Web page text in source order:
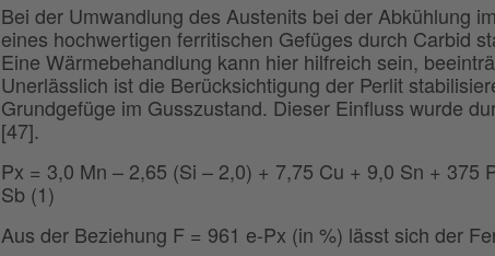
Bei der Umwandlung des Austenits bei der Abkühlung
eines hochwertigen ferritischen Gefüges durch Carbid
Eine Wärmebehandlung kann hier hilfreich sein,
Unerlässlich ist die Berücksichtigung der Perlit
Grundgefüge im Gusszustand. Dieser Einfluss wurde
[47].
Px = 3,0 Mn – 2,65 (Si – 2,0) + 7,75 Cu + 9,0 Sn + 375
Sb (1)
Aus der Beziehung F = 961 e-Px (in %) lässt sich der